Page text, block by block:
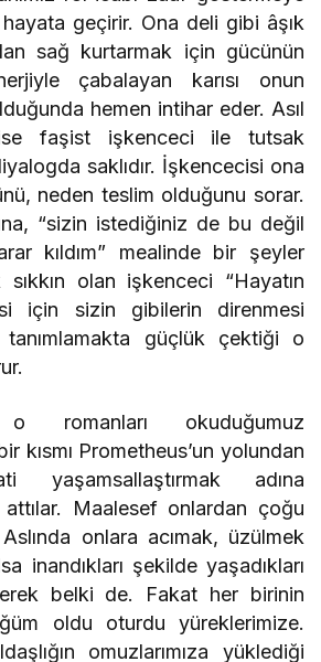
hayata geçirir. Ona deli gibi âşık
sağ kurtarmak için gücünün
çabalayan karısı onun
hemen intihar eder. Asıl
faşist işkenceci ile tutsak
saklıdır. İşkencecisi ona
neden teslim olduğunu sorar.
“sizin istediğiniz de bu değil
kıldım” mealinde bir şeyler
olan işkenceci “Hayatın
için sizin gibilerin direnmesi
tanımlamakta güçlük çektiği o
romanları okuduğumuz
kısmı Prometheus’un yolundan
yaşamsallaştırmak adına
Maalesef onlardan çoğu
onlara acımak, üzülmek
inandıkları şekilde yaşadıkları
belki de. Fakat her birinin
oldu oturdu yüreklerimize.
omuzlarımıza yüklediği